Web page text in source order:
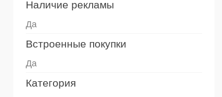
Наличие рекламы
Да
Встроенные покупки
Да
Категория